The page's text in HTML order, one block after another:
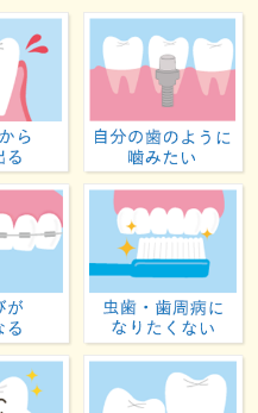
歯ぐきから血が出る
健康を守りたい歯並びが気になる